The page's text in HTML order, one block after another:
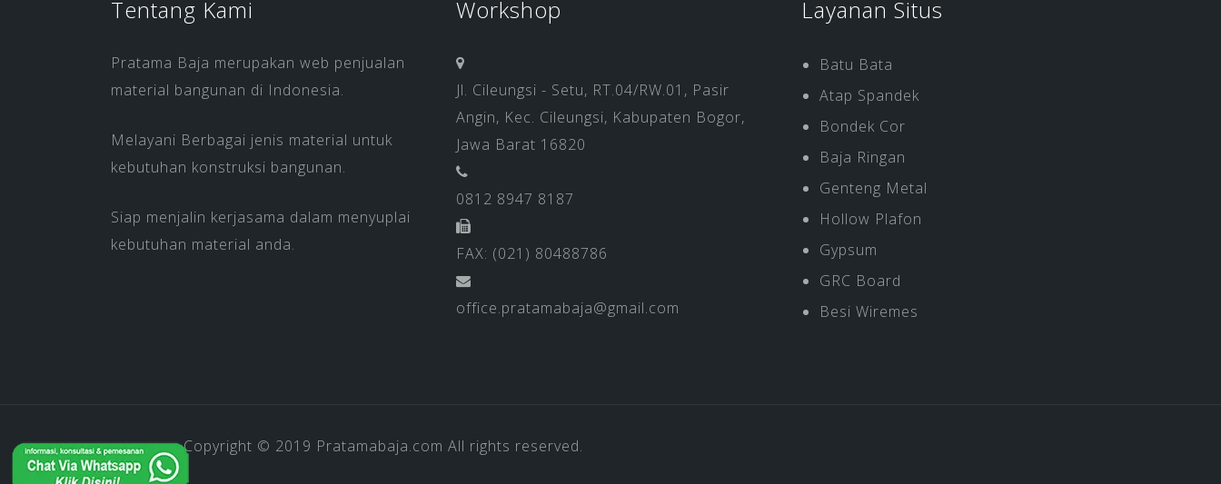
Tentang Kami
Pratama Baja merupakan web penjualan
material bangunan di Indonesia.
Melayani Berbagai jenis material untuk
kebutuhan konstruksi bangunan.
Siap menjalin kerjasama dalam menyuplai
kebutuhan material anda.
Workshop
Jl. Cileungsi - Setu, RT.04/RW.01, Pasir
Angin, Kec. Cileungsi, Kabupaten Bogor,
Jawa Barat 16820
0812 8947 8187
FAX: (021) 80488786
office.pratamabaja@gmail.com
Layanan Situs
Batu Bata
Atap Spandek
Bondek Cor
Baja Ringan
Genteng Metal
Hollow Plafon
Gypsum
GRC Board
Besi Wiremes
Copyright © 2019 Pratamabaja.com All rights reserved.